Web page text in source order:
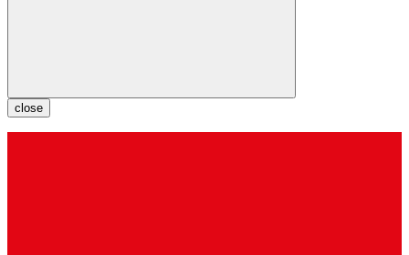
close